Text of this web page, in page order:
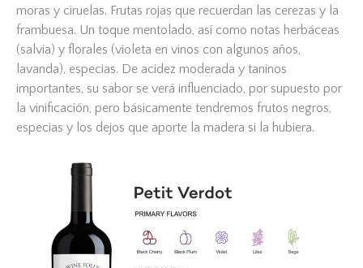
moras y ciruelas. Frutas rojas que recuerdan las cerezas y la
frambuesa. Un toque mentolado, así como notas herbáceas
(salvia) y florales (violeta en vinos con algunos años,
lavanda), especias. De acidez moderada y taninos
importantes, su sabor se verá influenciado, por supuesto por
la vinificación, pero básicamente tendremos frutos negros,
especias y los dejos que aporte la madera si la hubiera.